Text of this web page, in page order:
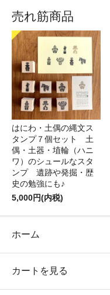
売れ筋商品
はにわ・土偶の縄文ス
タンプ７個セット 土
偶・土器・埴輪（ハニ
ワ）のシュールなスタ
ンプ 遺跡や発掘・歴
史の勉強にも♪
5,000円(内税)
ホーム
カートを見る